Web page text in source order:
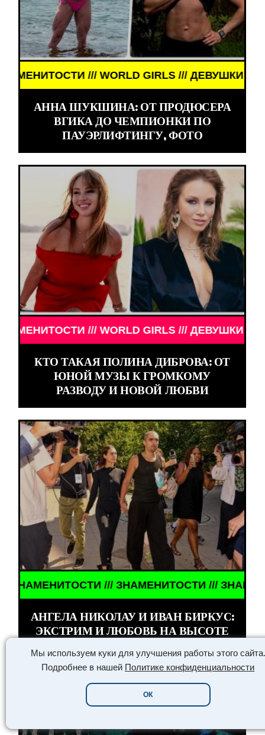
Мы используем куки для улучшения работы этого сайта.
Подробнее в нашей Политике конфиденциальности
ОК
/// WORLD GIRLS /// ДЕВУШКИ
АННА ШУКШИНА: ОТ ПРОДЮСЕРА
ВГИКА ДО ЧЕМПИОНКИ ПО
ПАУЭРЛИФТИНГУ, ФОТО
/// WORLD GIRLS /// ДЕВУШКИ
КТО ТАКАЯ ПОЛИНА ДИБРОВА: ОТ
ЮНОЙ МУЗЫ К ГРОМКОМУ
РАЗВОДУ И НОВОЙ ЛЮБВИ
/// ЗНАМЕНИТОСТИ ///
АНГЕЛА НИКОЛАУ И ИВАН БИРКУС:
ЭКСТРИМ И ЛЮБОВЬ НА ВЫСОТЕ